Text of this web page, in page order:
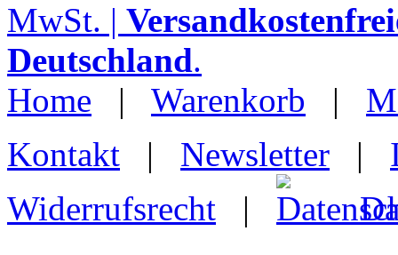
MwSt. |
Deutschland.
Home | Warenkorb |
Kontakt | Newsletter |
Widerrufsrecht |